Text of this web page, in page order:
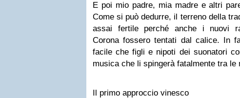
E poi mio padre, mia madre e altri
Come si può dedurre, il terreno della
assai fertile perché anche i nuovi
Corona fossero tentati dal calice. In
facile che figli e nipoti dei suonatori
musica che li spingerà fatalmente tra le
Il primo approccio vinesco